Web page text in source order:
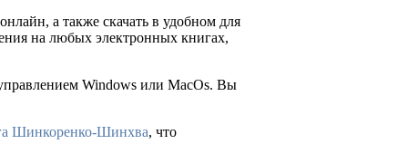
онлайн, а также скачать в удобном для
на любых электронных книгах,
Windows или MacOs. Вы
Шинкоренко-Шинхва, что